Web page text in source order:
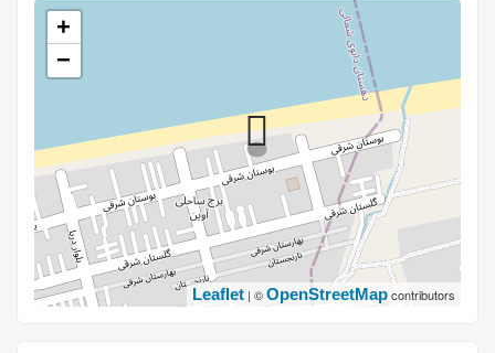
+
−
Leaflet | ©OpenStreetMapcontributors